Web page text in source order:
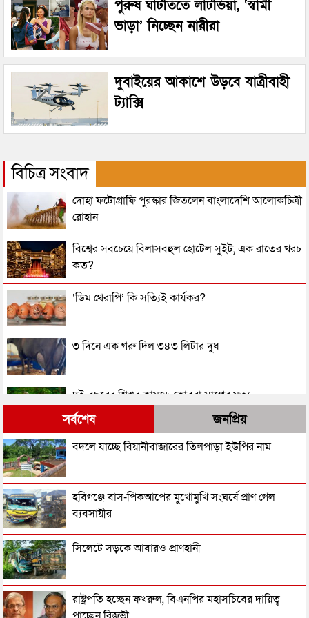
পুরুষ ঘাটতিতে লাটভিয়া, ‘স্বামী
ভাড়া’ নিচ্ছেন নারীরা
দুবাইয়ের আকাশে উড়বে যাত্রীবাহী
ট্যাক্সি
বিচিত্র সংবাদ
দোহা ফটোগ্রাফি পুরস্কার জিতলেন বাংলাদেশি আলোকচিত্রী
রোহান
বিশ্বের সবচেয়ে বিলাসবহুল হোটেল সুইট, এক রাতের খরচ
কত?
‘ডিম থেরাপি’ কি সত্যিই কার্যকর?
৩ দিনে এক গরু দিল ৩৪৩ লিটার দুধ
দুই বছরের শিশুর কামড়ে কোবরা সাপের মৃত্যু
সমুদ্রে ভাসানো চিঠির জবাব মিলল ৩১ বছর পর
সান্ডা: মরুভূমির এক বিস্ময়কর প্রাণী
বিছানা–গাড়ি বানিয়ে আলোচনায় নওয়াব শেখ
বিশ্বের সবচেয়ে লম্বা জিভের অধিকারী যে নারী
সর্বশেষ জনপ্রিয়
বদলে যাচ্ছে বিয়ানীবাজারের তিলপাড়া ইউপির নাম
হবিগঞ্জে বাস-পিকআপের মুখোমুখি সংঘর্ষে প্রাণ গেল
ব্যবসায়ীর
সিলেটে সড়কে আবারও প্রাণহানী
রাষ্ট্রপতি হচ্ছেন ফখরুল, বিএনপির মহাসচিবের দায়িত্ব